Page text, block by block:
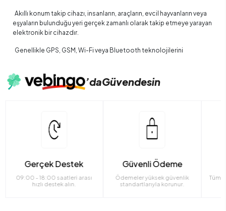
Akıllı konum takip cihazı, insanların, araçların, evcil hayvanların veya
eşyaların bulunduğu yeri gerçek zamanlı olarak takip etmeye yarayan
elektronik bir cihazdır.
Genellikle GPS, GSM, Wi-Fi veya Bluetooth teknolojilerini
ya da yerleştirdiğiniz nesnenin veya kişinin anlık nerede olduğunu
görebilirsiniz.
Araç takip sistemleri
Evcil hayvanların kaybolmasını önleme
Çanta, valiz veya değerli eşyaların konumunu izleme
’daGüvendesin
Gerçek Destek
09:00 - 18:00 saatleri arası
hızlı destek alın.
Güvenli Ödeme
Ödemeler yüksek güvenlik
standartlarıyla korunur.
Tüm